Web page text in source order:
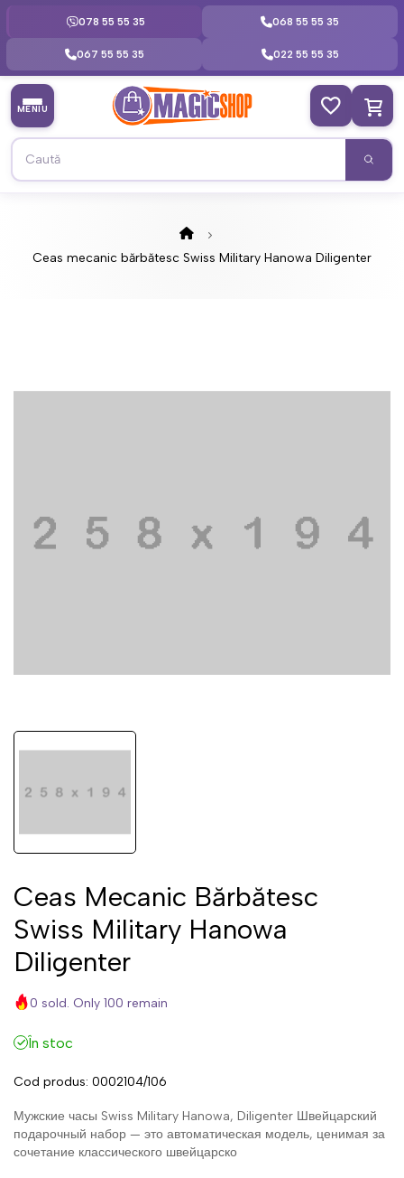
078 55 55 35 068 55 55 35
067 55 55 35 022 55 55 35
MENIU
Ceas mecanic bărbătesc Swiss Military Hanowa Diligenter
Ceas Mecanic Bărbătesc
Swiss Military Hanowa
Diligenter
0 sold. Only 100 remain
În stoc
Cod produs: 0002104/106
Мужские часы Swiss Military Hanowa, Diligenter Швейцарский
подарочный набор — это автоматическая модель, ценимая за
сочетание классического швейцарско